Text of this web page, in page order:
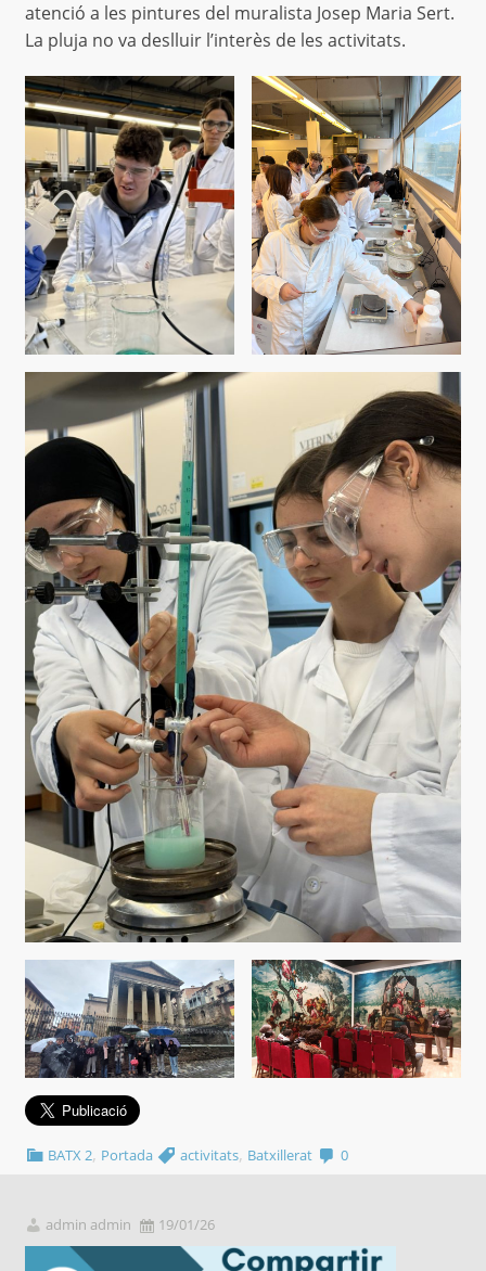
atenció a les pintures del muralista Josep Maria Sert.
La pluja no va deslluir l’interès de les activitats.
BATX 2, Portada activitats, Batxillerat 0
admin admin 19/01/26